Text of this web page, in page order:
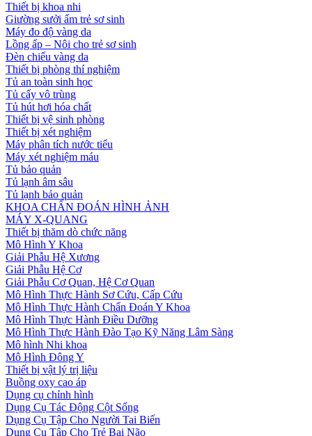
Thiết bị khoa nhi
Giường sưởi ấm trẻ sơ sinh
Máy đo độ vàng da
Lồng ấp – Nôi cho trẻ sơ sinh
Đèn chiếu vàng da
Thiết bị phòng thí nghiệm
Tủ an toàn sinh học
Tủ cấy vô trùng
Tủ hút hơi hóa chất
Thiết bị vệ sinh phòng
Thiết bị xét nghiệm
Máy phân tích nước tiểu
Máy xét nghiệm máu
Tủ bảo quản
Tủ lạnh âm sâu
Tủ lạnh bảo quản
KHOA CHẨN ĐOÁN HÌNH ẢNH
MÁY X-QUANG
Thiết bị thăm dò chức năng
Mô Hình Y Khoa
Giải Phẫu Hệ Xương
Giải Phẫu Hệ Cơ
Giải Phẫu Cơ Quan, Hệ Cơ Quan
Mô Hình Thực Hành Sơ Cứu, Cấp Cứu
Mô Hình Thực Hành Chẩn Đoán Y Khoa
Mô Hình Thực Hành Điều Dưỡng
Mô Hình Thực Hành Đào Tạo Kỹ Năng Lâm Sàng
Mô hình Nhi khoa
Mô Hình Đông Y
Thiết bị vật lý trị liệu
Buồng oxy cao áp
Dụng cụ chỉnh hình
Dụng Cụ Tác Động Cột Sống
Dụng Cụ Tập Cho Người Tai Biến
Dụng Cụ Tập Cho Trẻ Bại Não